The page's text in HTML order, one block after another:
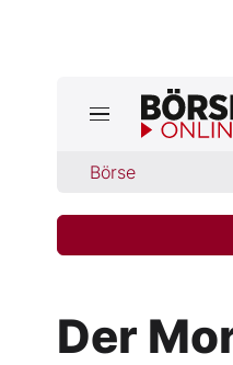
Börse
Jetzt a
Finanz-
Der